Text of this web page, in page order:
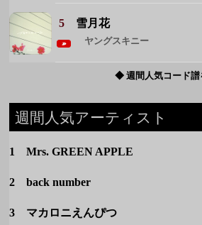
5 雪月花
ヤングスキニー
◆ 週間人気コード
週間人気アーティスト
1 Mrs. GREEN APPLE
2 back number
3 マカロニえんぴつ